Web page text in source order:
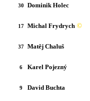
30 Dominik Holec
17 Michal Frydrych ©
37 Matěj Chaluš
6 Karel Pojezný
9 David Buchta